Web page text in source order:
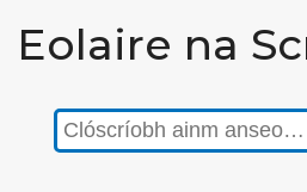
Eolaire na